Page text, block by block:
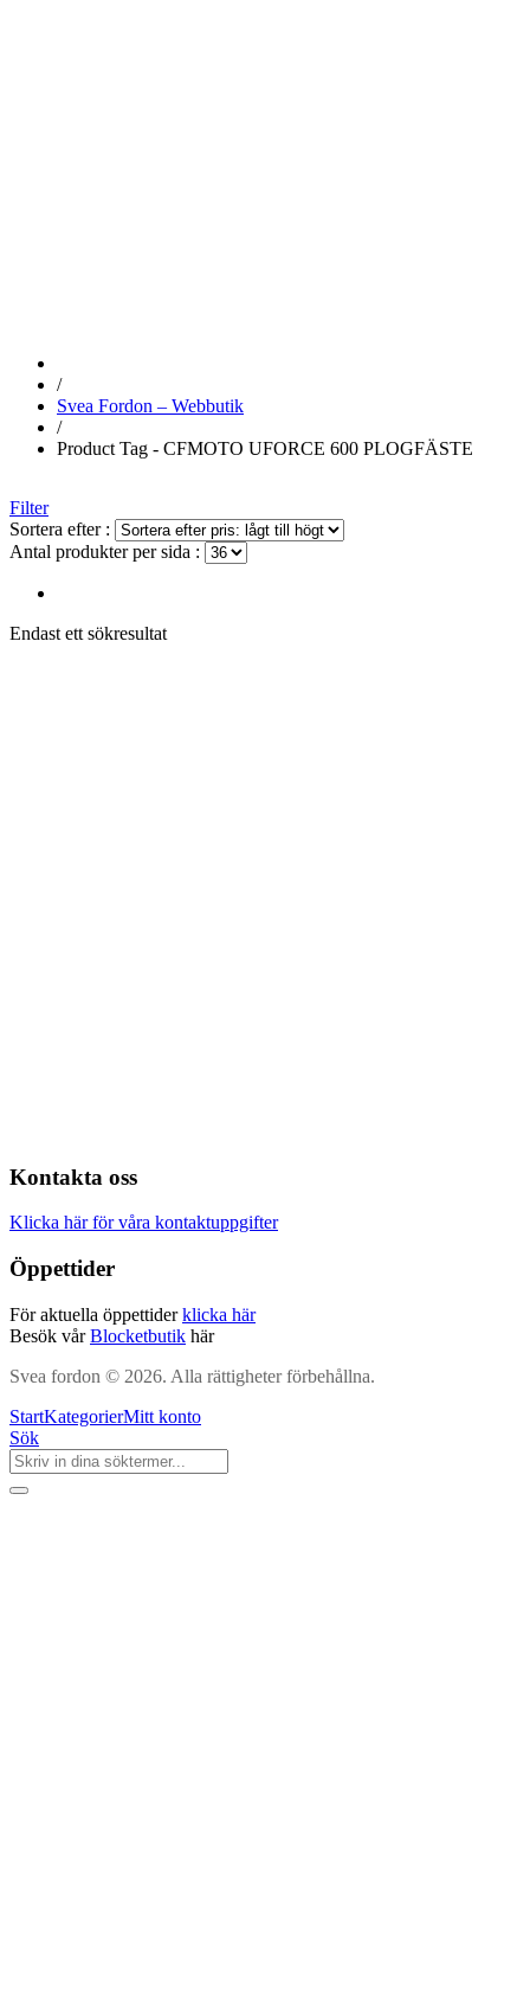
/
Svea Fordon – Webbutik
/
Product Tag - CFMOTO UFORCE 600 PLOGFÄSTE
Filter
Sortera efter :
Antal produkter per sida :
Endast ett sökresultat
Kontakta oss
Klicka här för våra kontaktuppgifter
Öppettider
För aktuella öppettiderklicka här
Besök vårBlocketbutik här
Svea fordon © 2026. Alla rättigheter förbehållna.
StartKategorierMitt konto
Sök